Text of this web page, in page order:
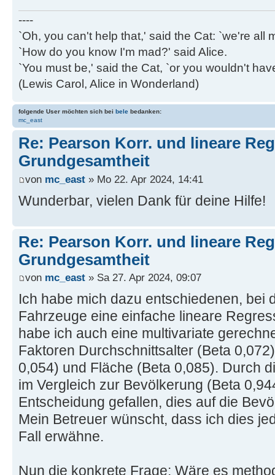
----
`Oh, you can't help that,' said the Cat: `we're all
`How do you know I'm mad?' said Alice.
`You must be,' said the Cat, `or you wouldn't
(Lewis Carol, Alice in Wonderland)
folgende User möchten sich bei bele bedanken:
mc_east
Re: Pearson Korr. und lineare
Grundgesamtheit
von mc_east » Mo 22. Apr 2024, 14:41
Wunderbar, vielen Dank für deine Hilfe!
Re: Pearson Korr. und lineare
Grundgesamtheit
von mc_east » Sa 27. Apr 2024, 09:07
Ich habe mich dazu entschiedenen, bei
Fahrzeuge eine einfache lineare
habe ich auch eine multivariate
Faktoren Durchschnittsalter (Beta
0,054) und Fläche (Beta 0,085). Durch
im Vergleich zur Bevölkerung (Beta
Entscheidung gefallen, dies auf die
Mein Betreuer wünscht, dass ich dies
Fall erwähne.
Nun die konkrete Frage: Wäre es